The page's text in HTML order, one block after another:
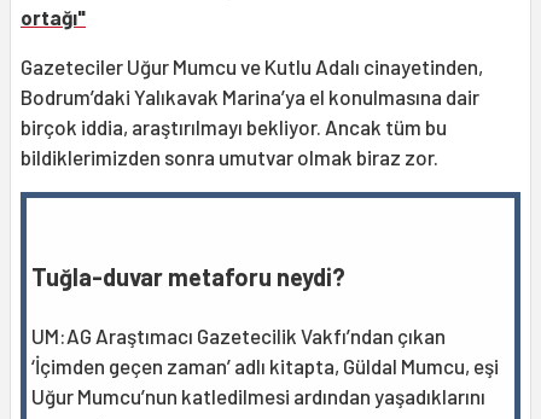
ortağı"
Gazeteciler Uğur Mumcu ve Kutlu Adalı cinayetinden,
Bodrum’daki Yalıkavak Marina’ya el konulmasına dair
birçok iddia, araştırılmayı bekliyor. Ancak tüm bu
bildiklerimizden sonra umutvar olmak biraz zor.
Tuğla-duvar metaforu neydi?
UM:AG Araştımacı Gazetecilik Vakfı’ndan çıkan
‘İçimden geçen zaman’ adlı kitapta, Güldal Mumcu, eşi
Uğur Mumcu’nun katledilmesi ardından yaşadıklarını